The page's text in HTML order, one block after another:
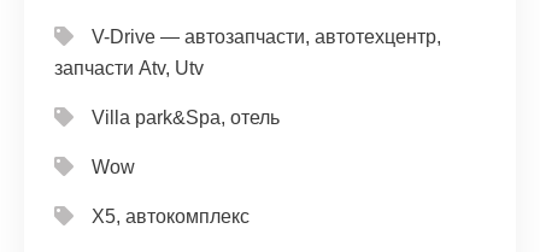
V-Drive — автозапчасти, автотехцентр,
запчасти Atv, Utv
Villa park&Spa, отель
Wow
X5, автокомплекс